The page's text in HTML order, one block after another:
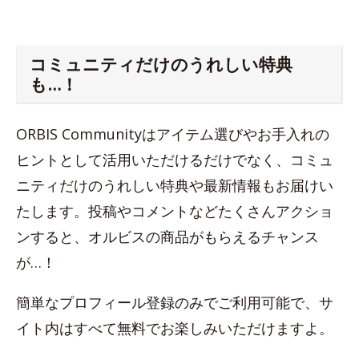
コミュニティだけのうれしい特典
も…！
ORBIS Communityはアイテム選びやお手入れの
ヒントとして活用いただけるだけでなく、コミュ
ニティだけのうれしい特典や最新情報もお届けい
たします。投稿やコメントなどたくさんアクショ
ンすると、オルビスの商品がもらえるチャンス
が…！
簡単なプロフィール登録のみでご利用可能で、サ
イト内はすべて無料でお楽しみいただけますよ。